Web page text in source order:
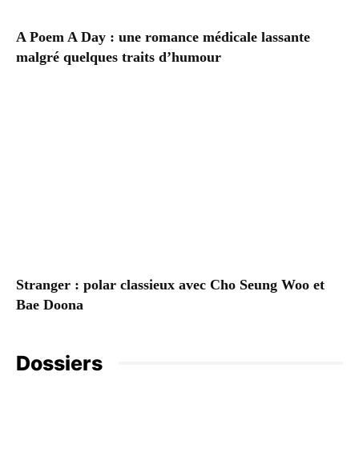
A Poem A Day : une romance médicale lassante
malgré quelques traits d’humour
Stranger : polar classieux avec Cho Seung Woo et
Bae Doona
Dossiers